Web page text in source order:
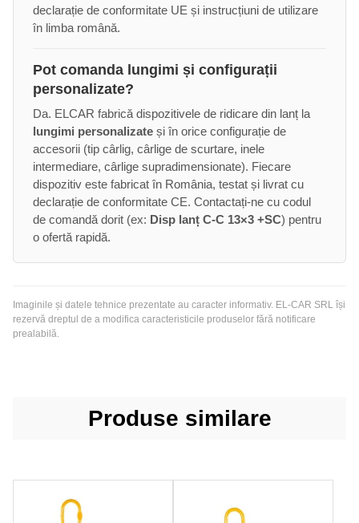
declarație de conformitate UE și instrucțiuni de utilizare
în limba română.
Pot comanda lungimi și configurații
personalizate?
Da. ELCAR fabrică dispozitivele de ridicare din lanț la
lungimi personalizate și în orice configurație de
accesorii (tip cârlig, cârlige de scurtare, inele
intermediare, cârlige supradimensionate). Fiecare
dispozitiv este fabricat în România, testat și livrat cu
declarație de conformitate CE. Contactați-ne cu codul
de comandă dorit (ex: Disp lanț C-C 13×3 +SC) pentru
o ofertă rapidă.
Imaginile și datele tehnice prezentate au caracter informativ. EL-CAR SRL își
rezervă dreptul de a modifica caracteristicile produselor fără notificare
prealabilă.
Produse similare